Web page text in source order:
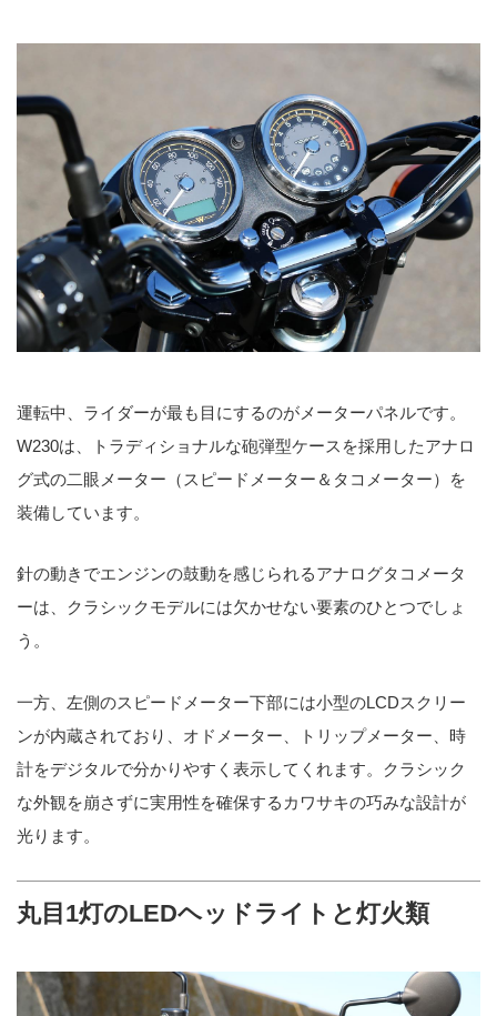
運転中、ライダーが最も目にするのがメーターパネルです。
W230は、トラディショナルな砲弾型ケースを採用したアナロ
グ式の二眼メーター（スピードメーター＆タコメーター）を
装備しています。
針の動きでエンジンの鼓動を感じられるアナログタコメータ
ーは、クラシックモデルには欠かせない要素のひとつでしょ
う。
一方、左側のスピードメーター下部には小型のLCDスクリー
ンが内蔵されており、オドメーター、トリップメーター、時
計をデジタルで分かりやすく表示してくれます。クラシック
な外観を崩さずに実用性を確保するカワサキの巧みな設計が
光ります。
丸目1灯のLEDヘッドライトと灯火類